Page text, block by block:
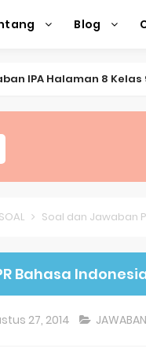
Blog
IPA Halaman 8 Kelas
Kangkung Kelas 2
Kelas 2 Tentang
Bahasa Inggris Kelas 8
Indonesia Kelas
SOAL Soal dan Jawaban
Bahasa
27, 2014 JAWABAN